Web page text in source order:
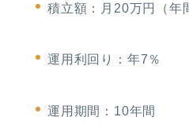
積立額：月20万円（年
運用利回り：年7％
運用期間：10年間